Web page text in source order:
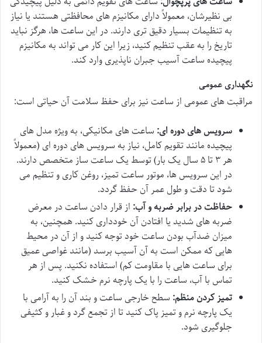
بی نظیرشان، معمولاً دارای مکانیزم های محافظتی هستند یا نیاز
به تنظیمات بسیار دقیق تری دارند. در این ساعت ها، هرگز نباید
تاریخ را به عقب تنظیم کنید، زیرا این کار می تواند به مکانیزم
پیچیده ساعت آسیب جبران ناپذیری وارد کند.
نگهداری عمومی
مراقبت های عمومی از ساعت نیز برای حفظ سلامت آن حیاتی است:
سرویس های دوره ای: ساعت های مکانیکی، به ویژه مدل های
پیچیده مانند تقویم کامل، نیاز به سرویس های دوره ای (معمولاً
هر ۳ تا ۵ سال یک بار) توسط یک ساعت ساز متخصص دارند.
در این سرویس ها، موتور ساعت تمیز، روغن کاری و تنظیم می
شود تا دقت و طول عمر آن حفظ گردد.
حفاظت در برابر ضربه و آب: از قرار دادن ساعت در معرض
ضربه های شدید یا افتادن آن خودداری کنید. همچنین، به
میزان ضدآب بودن ساعت خود توجه کنید و از آن در محیط
هایی که ممکن است به آن آسیب برسد (مانند غواصی عمیق
برای ساعت هایی با مقاومت کم) استفاده نکنید. پس از هر
تماس با آب، ساعت را با یک پارچه نرم خشک کنید.
تمیز کردن منظم: سطح خارجی ساعت و بند آن را به آرامی با
یک پارچه نرم و تمیز پاک کنید تا از تجمع گرد و غبار و کثیفی
جلوگیری شود.